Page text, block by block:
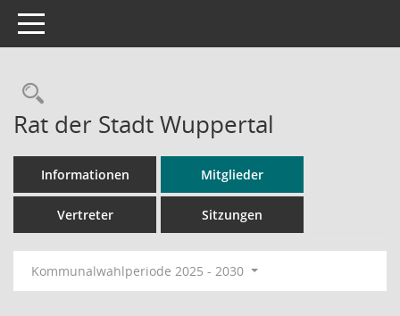
Toggle navigation
Rechercheauswahl
Rat der Stadt Wuppertal
Informationen Mitglieder
Vertreter Sitzungen
Kommunalwahlperiode 2025 - 2030